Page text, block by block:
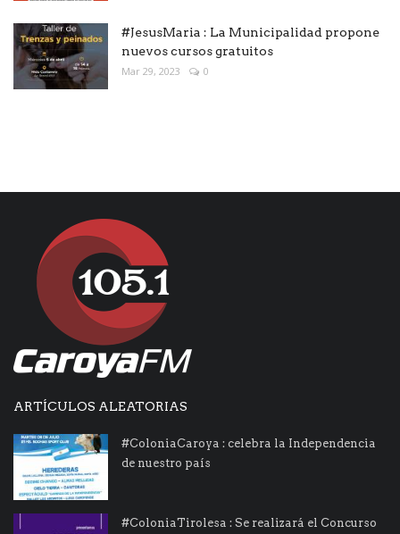
#JesusMaria : La Municipalidad propone
nuevos cursos gratuitos
Mar 29, 2023 0
ARTÍCULOS ALEATORIAS
#ColoniaCaroya : celebra la Independencia
de nuestro país
#ColoniaTirolesa : Se realizará el Concurso